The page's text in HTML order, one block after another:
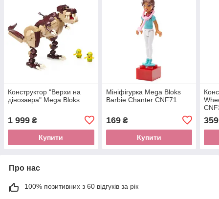
Конструктор "Верхи на
дінозавра" Mega Bloks
1 999 ₴
Купити
Мініфігурка Mega Bloks
Barbie Chanter CNF71
169₴
Купити
359
Про нас
100% позитивних з 60 відгуків за рік